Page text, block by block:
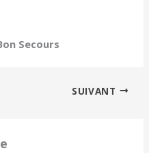
Secours
SUIVANT